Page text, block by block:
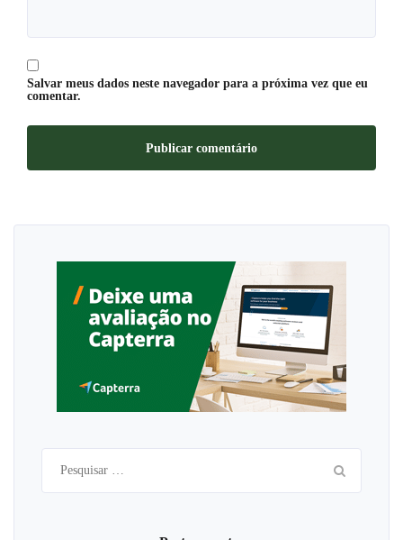
Salvar meus dados neste navegador para a próxima vez que eu
comentar.
por: